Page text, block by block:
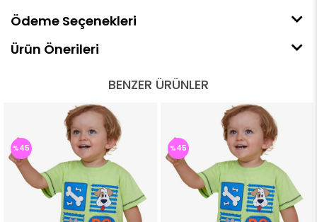
Ödeme Seçenekleri
Ürün Önerileri
BENZER ÜRÜNLER
%45 %45